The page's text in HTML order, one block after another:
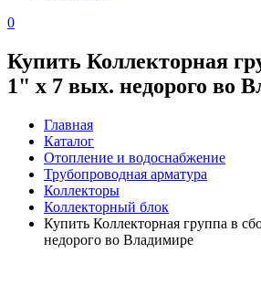
0
Купить Коллекторная
1" х 7 вых. недорого во
Главная
Каталог
Отопление и водоснабжение
Трубопроводная арматура
Коллекторы
Коллекторный блок
Купить Коллекторная группа в
недорого во Владимире